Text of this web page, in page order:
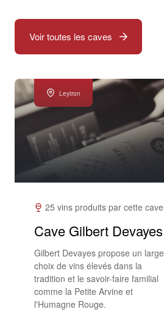
Voir toutes les caves
Leytron
25 vins produits par cette cave
Cave Gilbert Devayes
Gilbert Devayes propose un large
choix de vins élevés dans la
tradition et le savoir-faire familial
comme la Petite Arvine et
l'Humagne Rouge.